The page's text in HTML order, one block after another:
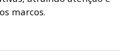
marcos.